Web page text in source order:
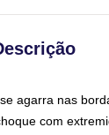
agarra nas
com